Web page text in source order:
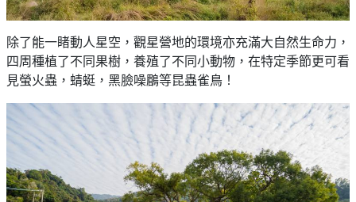
除了能一睹動人星空，觀星營地的環境亦充滿大自然生命力，
四周種植了不同果樹，養殖了不同小動物，在特定季節更可看
見螢火蟲，蜻蜓，黑臉噪鶥等昆蟲雀鳥！